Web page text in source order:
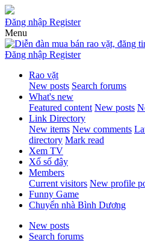
Đăng nhập Register
Menu
Đăng nhập Register
Rao vặt
New posts Search forums
What's new
Featured content New posts
Link Directory
New items New comments
directory Mark read
Xem TV
Xổ số đây
Members
Current visitors New profile
Funny Game
Chuyển nhà Bình Dương
New posts
Search forums